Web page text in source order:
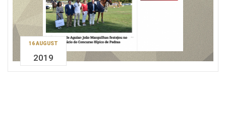
16 AUGUST
2019